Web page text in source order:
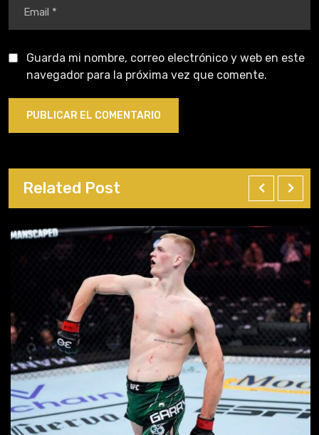
Guarda mi nombre, correo electrónico y web en este
navegador para la próxima vez que comente.
Related Post